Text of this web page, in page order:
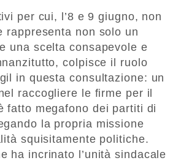
per cui, l’8 e 9 giugno, non
rappresenta non solo un
una scelta consapevole e
colpisce il ruolo
in questa consultazione: un
raccogliere le firme per il
fatto megafono dei partiti di
la propria missione
squisitamente politiche.
ha incrinato l’unità sindacale